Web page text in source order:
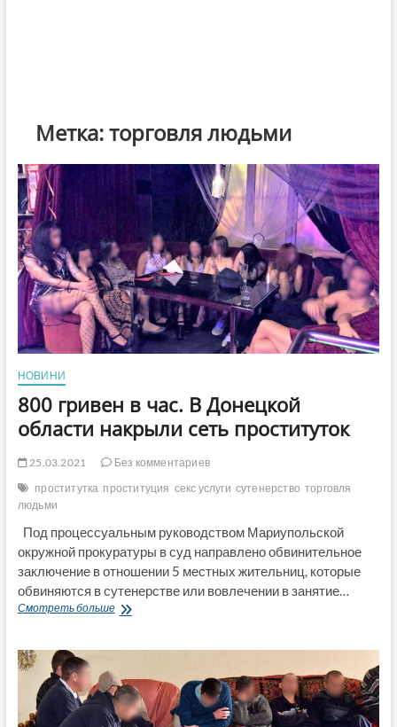
Метка:торговля людьми
НОВИНИ
800 гривен в час. В Донецкой
области накрыли сеть проституток
25.03.2021
Без комментариев
проститутка проституция секс услуги сутенерство торговля
людьми
Под процессуальным руководством Мариупольской
окружной прокуратуры в суд направлено обвинительное
заключение в отношении 5 местных жительниц, которые
обвиняются в сутенерстве или вовлечении в занятие…
Смотреть больше800
Донецкой
области
накрыли